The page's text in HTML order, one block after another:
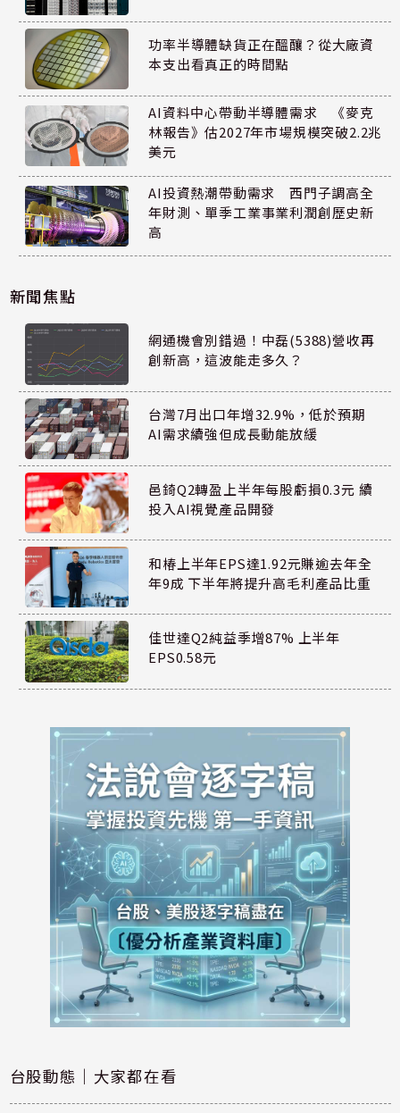
功率半導體缺貨正在醞釀？從大廠資
本支出看真正的時間點
AI資料中心帶動半導體需求 《麥克
林報告》估2027年市場規模突破2.2兆
美元
AI投資熱潮帶動需求 西門子調高全
年財測、單季工業事業利潤創歷史新
高
新聞焦點
網通機會別錯過！中磊(5388)營收再
創新高，這波能走多久？
台灣7月出口年增32.9%，低於預期
AI需求續強但成長動能放緩
邑錡Q2轉盈上半年每股虧損0.3元 續
投入AI視覺產品開發
和椿上半年EPS達1.92元賺逾去年全
年9成 下半年將提升高毛利產品比重
佳世達Q2純益季增87% 上半年
EPS0.58元
台股動態｜大家都在看